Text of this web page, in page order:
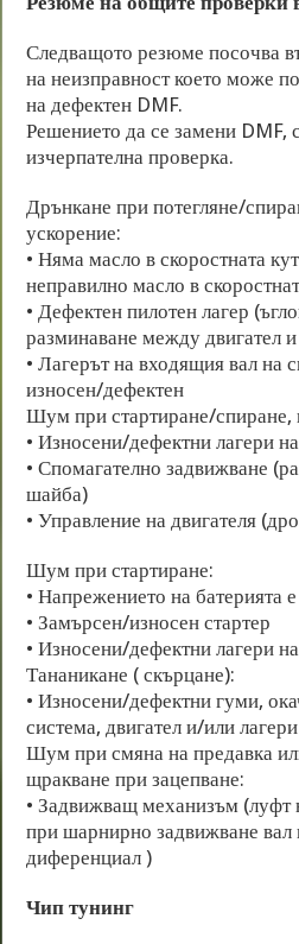
Следващото резюме посочва
на неизправност което може
на дефектен DMF.
Решението да се замени DMF,
изчерпателна проверка.
Дрънкане при потегляне/
ускорение:
• Няма масло в скоростната
неправилно масло в
• Дефектен пилотен лагер
разминаване между двигател
• Лагерът на входящия вал на
износен/дефектен
Шум при стартиране/спиране,
• Износени/дефектни лагери
• Спомагателно задвижване
шайба)
• Управление на двигателя
Шум при стартиране:
• Напрежението на батерията
• Замърсен/износен стартер
• Износени/дефектни лагери
Тананикане ( скърцане):
• Износени/дефектни гуми,
система, двигател и/или
Шум при смяна на предавка
щракване при зацепване:
• Задвижващ механизъм (луфт
при шарнирно задвижване вал
диференциал )
Чип тунинг